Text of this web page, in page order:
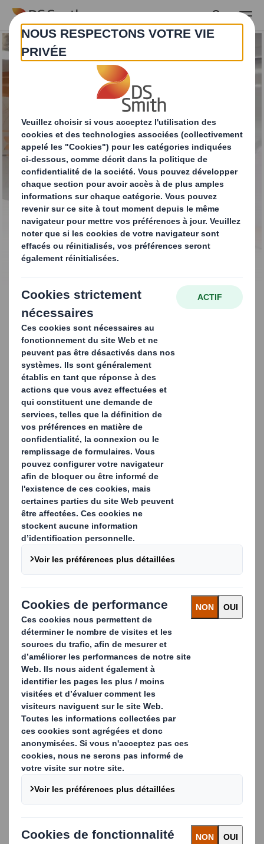
Skip to main content
Emballage standard
pour automobile
NOUS CONTACTER
Emballage standard de
l'automobile pour les
marques mondiales et
les fournisseurs de
composants
En tant qu'experts de l'emballage automobile, nous
créons des solutions innovantes pour la majorité des
marques automobiles mondiales et des principaux
fournisseurs de composants.
Nous travaillons en étroite collaboration avec de
nombreuses marques automobiles mondiales et de
grands fournisseurs de composants pour créer des
solutions innovantes et des délais d'exécution rapides
pour les emballages automobiles. Nous comptons parmi
nos clients Ford (emballages de remplacement), Renault
(emballages outre-mer), PSA (ligne CKD), Volkswagen
(ligne GLT) et Jaguar Land Rover.
Toutes nos solutions sont testées et approuvées selon
la norme EAQF classe A (caisses GALIA) et les
certifications Ford (IMC - ISO Modular Carton). Nos
produits d'emballage automobile GALIA et IMC sont des
caisses standard dont les dimensions correspondent à
des sous-multiples de palettes standard.
Principaux avantages de notre emballage standard
automobile